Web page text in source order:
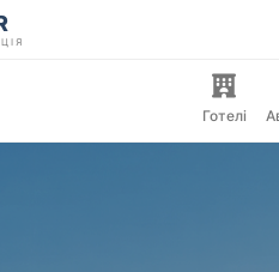
Готелі